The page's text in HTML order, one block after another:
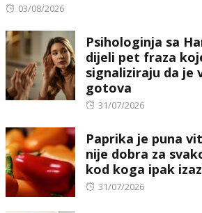
Posted
03/08/2026
Psihologinja sa
dijeli pet fraza
signaliziraju da je
gotova
Posted
31/07/2026
Paprika je puna
nije dobra za
kod koga ipak
Posted
31/07/2026